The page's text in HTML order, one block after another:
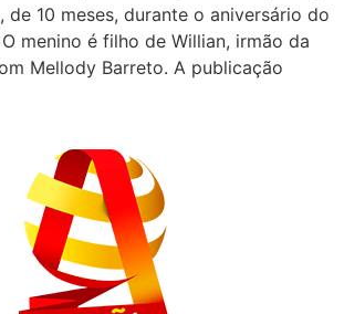
de 10 meses, durante o aniversário do
menino é filho de Willian, irmão da
Mellody Barreto. A publicação